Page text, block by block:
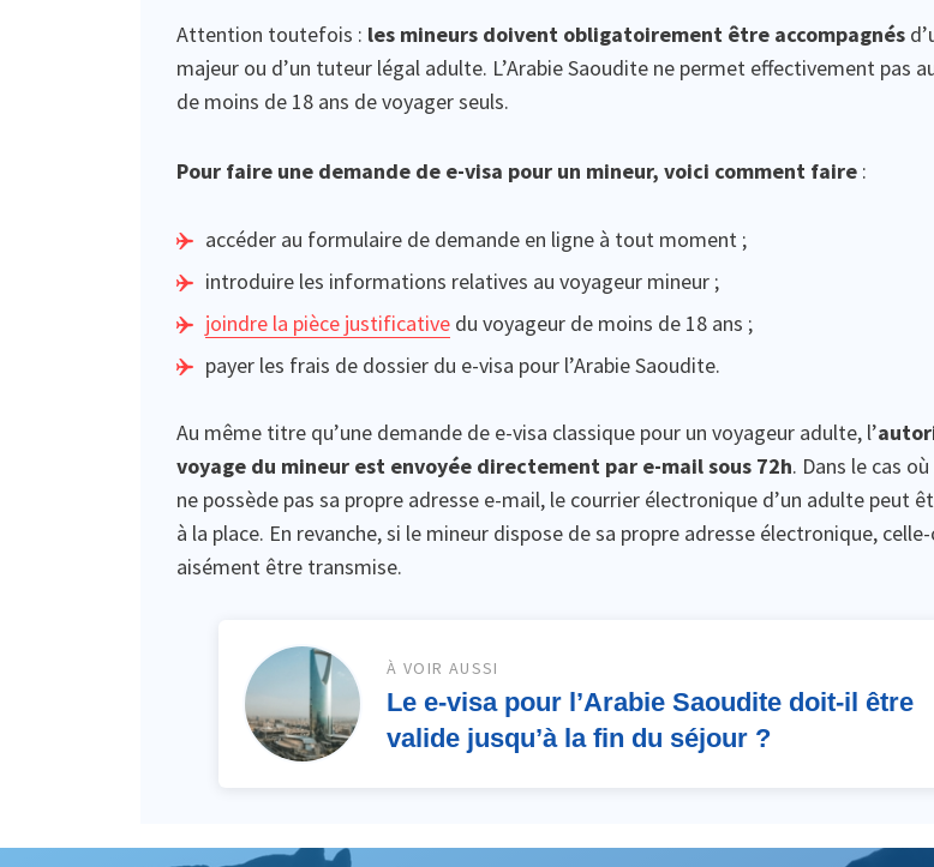
Attention toutefois : les mineurs doivent obligatoirement être accompagnés
majeur ou d’un tuteur légal adulte. L’Arabie Saoudite ne permet effectivement pas
de moins de 18 ans de voyager seuls.
Pour faire une demande de e-visa pour un mineur, voici comment faire :
accéder au formulaire de demande en ligne à tout moment ;
introduire les informations relatives au voyageur mineur ;
joindre la pièce justificative du voyageur de moins de 18 ans ;
payer les frais de dossier du e-visa pour l’Arabie Saoudite.
Au même titre qu’une demande de e-visa classique pour un voyageur adulte, l’
voyage du mineur est envoyée directement par e-mail sous 72h. Dans le cas
ne possède pas sa propre adresse e-mail, le courrier électronique d’un adulte peut
à la place. En revanche, si le mineur dispose de sa propre adresse électronique,
aisément être transmise.
À VOIR AUSSI
Le e-visa pour l’Arabie Saoudite doit-il être
valide jusqu’à la fin du séjour ?